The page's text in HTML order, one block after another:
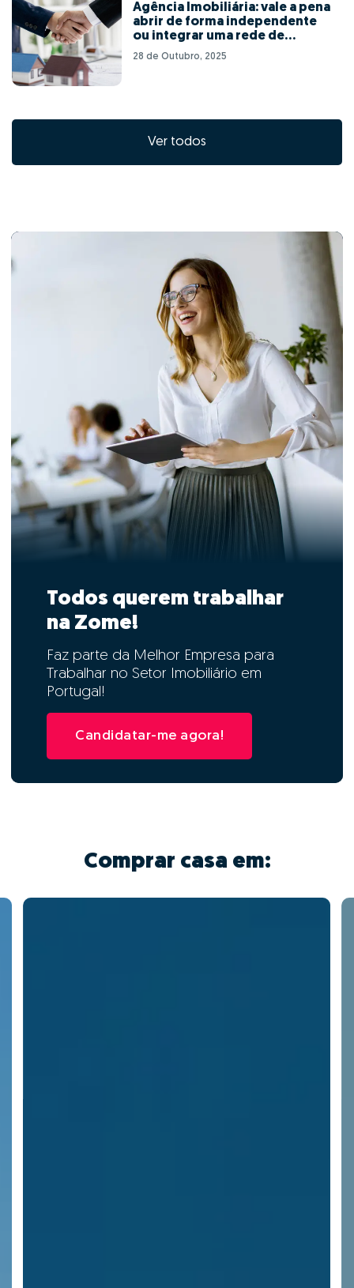
Agência Imobiliária: vale a pena
abrir de forma independente
ou integrar uma rede de
franchising?
28 de Outubro, 2025
Ver todos
Todos querem trabalhar
na Zome!
Faz parte da Melhor Empresa para
Trabalhar no Setor Imobiliário em
Portugal!
Candidatar-me agora!
Comprar casa em: